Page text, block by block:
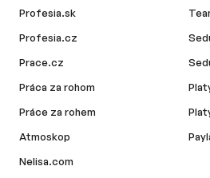
Profesia.sk
Profesia.cz
Prace.cz
Práca za rohom
Práce za rohem
Atmoskop
Nelisa.com